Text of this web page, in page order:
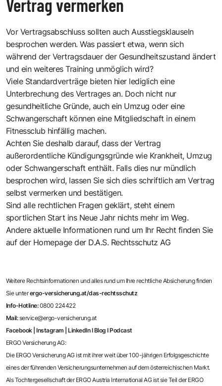
Vertrag vermerken
Vor Vertragsabschluss sollten auch Ausstiegsklauseln
besprochen werden. Was passiert etwa, wenn sich
während der Vertragsdauer der Gesundheitszustand ändert
und ein weiteres Training unmöglich wird?
Viele Standardverträge bieten hier lediglich eine
Unterbrechung des Vertrages an. Doch nicht nur
gesundheitliche Gründe, auch ein Umzug oder eine
Schwangerschaft können eine Mitgliedschaft in einem
Fitnessclub hinfällig machen.
Achten Sie deshalb darauf, dass der Vertrag
außerordentliche Kündigungsgründe wie Krankheit, Umzug
oder Schwangerschaft enthält. Falls dies nur mündlich
besprochen wird, lassen Sie sich dies schriftlich am Vertrag
selbst vermerken und bestätigen.
Sind alle rechtlichen Fragen geklärt, steht einem
sportlichen Start ins Neue Jahr nichts mehr im Weg.
Andere aktuelle Informationen rund um Ihr Recht finden Sie
auf der Homepage der D.A.S. Rechtsschutz AG
Weitere Rechtsinformationen und alles rund um Ihre rechtliche Absicherung finden
Sie unterergo-versicherung.at/das-rechtsschutz
Info-Hotline:0800 224422
Mail:service@ergo-versicherung.at
Facebook Instagram |LinkedInIBlogIPodcast
ERGO Versicherung AG:
Die ERGO Versicherung AG ist mit ihrer weit über 100-jährigen Erfolgsgeschichte
eines der führenden Versicherungsunternehmen auf dem österreichischen Markt.
Als Tochtergesellschaft der ERGO Austria International AG ist sie Teil der ERGO